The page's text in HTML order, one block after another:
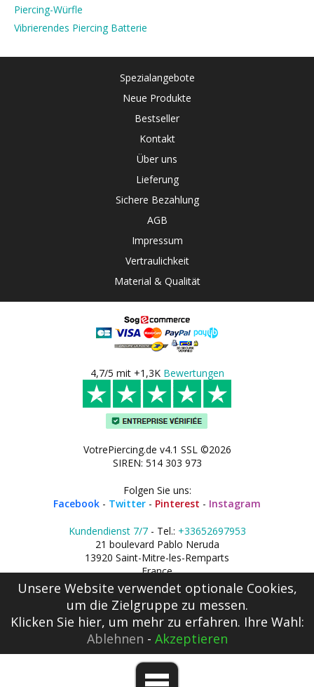
Piercing-Würfle
Vibrierendes Piercing Batterie
Spezialangebote
Neue Produkte
Bestseller
Kontakt
Über uns
Lieferung
Sichere Bezahlung
AGB
Impressum
Vertraulichkeit
Material & Qualität
4,7/5 mit +1,3K Bewertungen
VotrePiercing.de v4.1 SSL ©2026
SIREN: 514 303 973
Folgen Sie uns:
Facebook - Twitter - Pinterest - Instagram
Kundendienst 7/7- Tel.: +33652697953
21 boulevard Pablo Neruda
13920 Saint-Mitre-les-Remparts
France
Unsere Website verwendet optionale Cookies,
um die Zielgruppe zu messen.
Klicken Sie hier, um mehr zu erfahren. Ihre Wahl:
Ablehnen - Akzeptieren